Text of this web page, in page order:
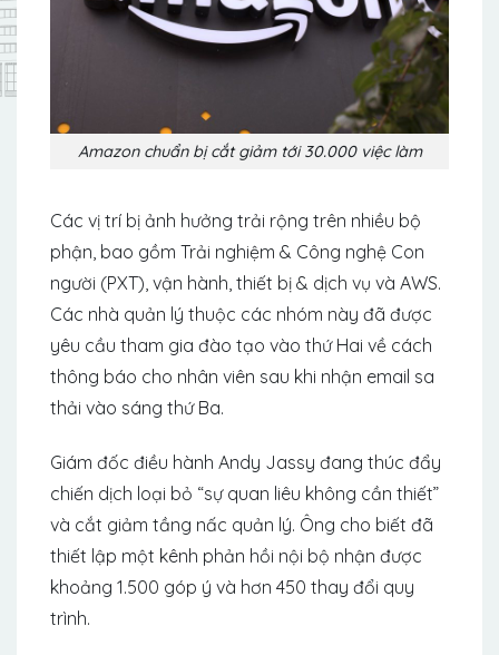
Amazon chuẩn bị cắt giảm tới 30.000 việc làm
Các vị trí bị ảnh hưởng trải rộng trên nhiều bộ
phận, bao gồm Trải nghiệm & Công nghệ Con
người (PXT), vận hành, thiết bị & dịch vụ và AWS.
Các nhà quản lý thuộc các nhóm này đã được
yêu cầu tham gia đào tạo vào thứ Hai về cách
thông báo cho nhân viên sau khi nhận email sa
thải vào sáng thứ Ba.
Giám đốc điều hành Andy Jassy đang thúc đẩy
chiến dịch loại bỏ “sự quan liêu không cần thiết”
và cắt giảm tầng nấc quản lý. Ông cho biết đã
thiết lập một kênh phản hồi nội bộ nhận được
khoảng 1.500 góp ý và hơn 450 thay đổi quy
trình.